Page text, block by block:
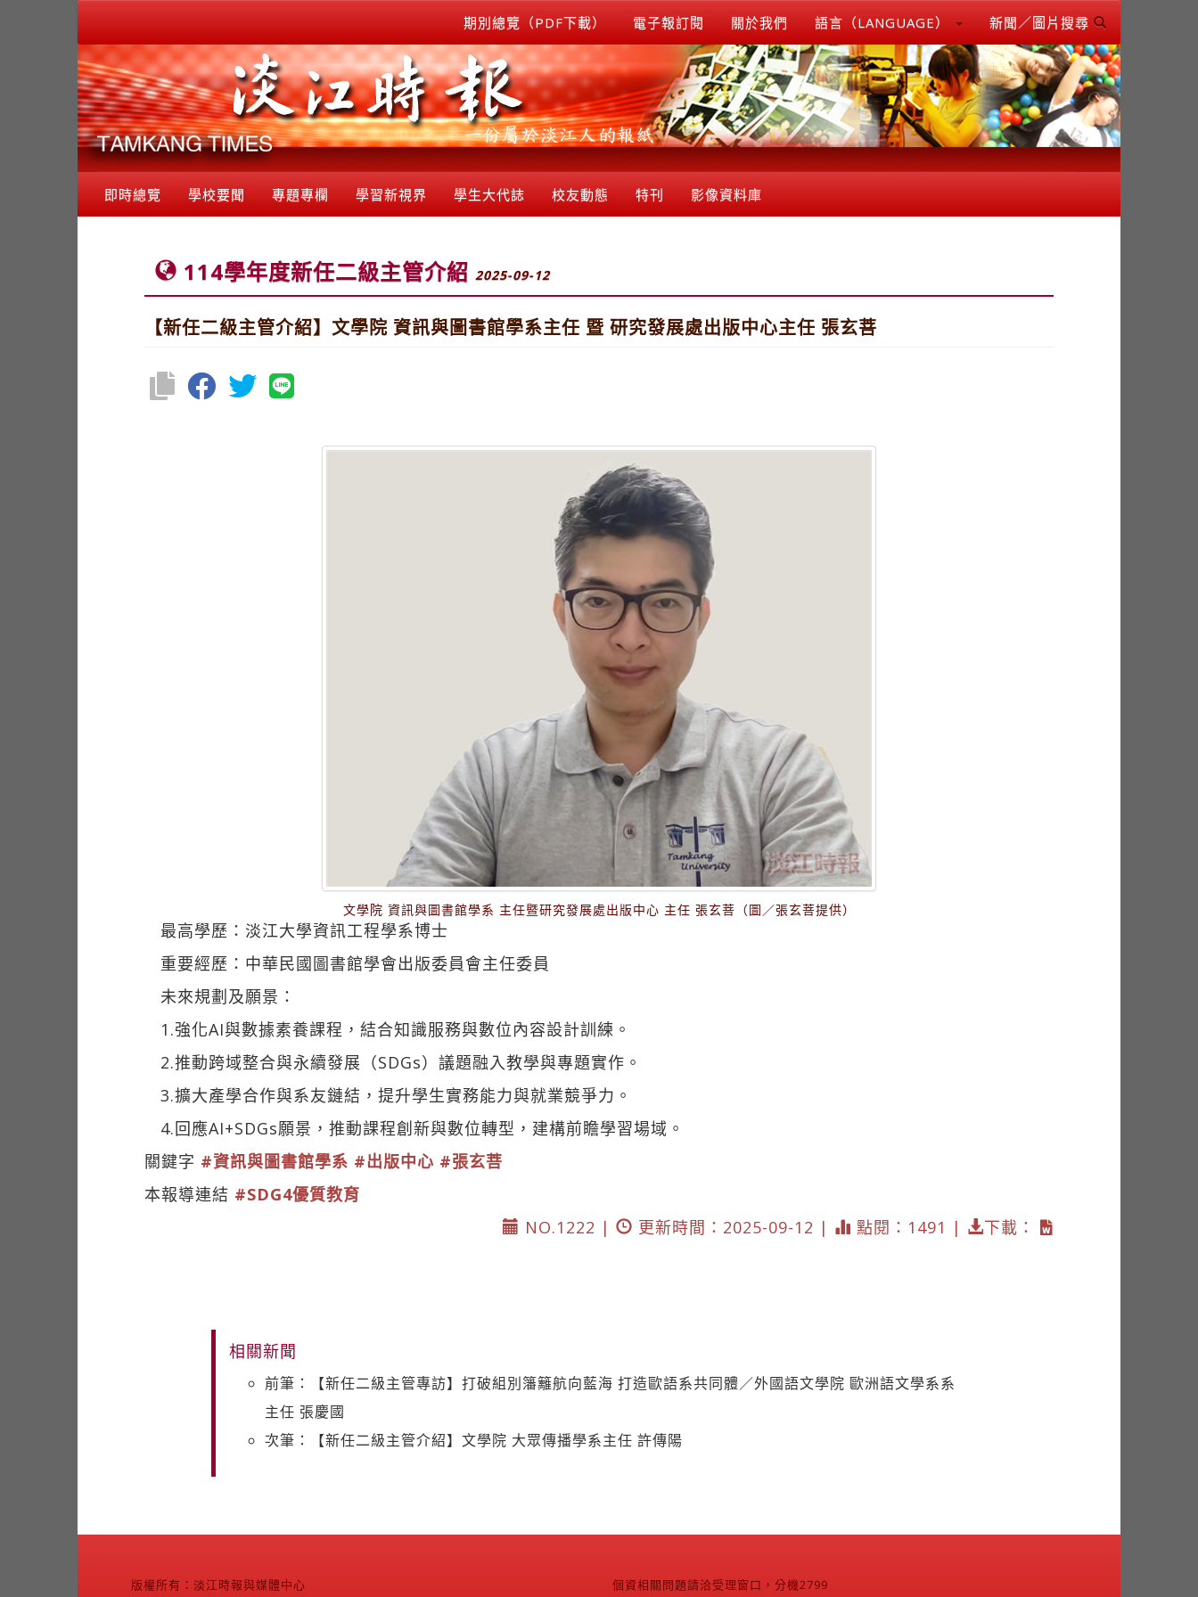
期別總覽（PDF下載） 電子報訂閱 關於我們 語言（LANGUAGE） 新聞／圖片搜尋
即時總覽 學校要聞 專題專欄 學習新視界 學生大代誌 校友動態 特刊 影像資料庫
114學年度新任二級主管介紹 2025-09-12
【新任二級主管介紹】文學院 資訊與圖書館學系主任 暨 研究發展處出版中心主任 張玄菩
文學院 資訊與圖書館學系 主任暨研究發展處出版中心 主任 張玄菩（圖／張玄菩提供）
最高學歷：淡江大學資訊工程學系博士
重要經歷：中華民國圖書館學會出版委員會主任委員
未來規劃及願景：
1.強化AI與數據素養課程，結合知識服務與數位內容設計訓練。
2.推動跨域整合與永續發展（SDGs）議題融入教學與專題實作。
3.擴大產學合作與系友鏈結，提升學生實務能力與就業競爭力。
4.回應AI+SDGs願景，推動課程創新與數位轉型，建構前瞻學習場域。
關鍵字 #資訊與圖書館學系 #出版中心 #張玄菩
本報導連結 #SDG4優質教育
NO.1222 |
更新時間：2025-09-12 | 點閱：1491 | 下載：
相關新聞
前筆：【新任二級主管專訪】打破組別籓籬航向藍海 打造歐語系共同體／外國語文學院 歐洲語文學系系
主任 張慶國
次筆：【新任二級主管介紹】文學院 大眾傳播學系主任 許傳陽
版權所有：淡江時報與媒體中心
個資相關問題請洽受理窗口，分機2799